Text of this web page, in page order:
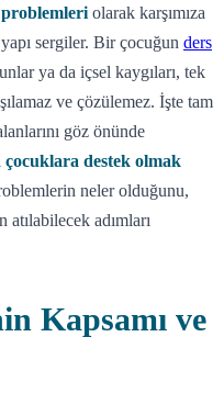
olarak karşımıza
sergiler. Bir çocuğun ders
ya da içsel kaygıları, tek
ve çözülemez. İşte tam
göz önünde
destek olmak
neler olduğunu,
adımları
Kapsamı ve